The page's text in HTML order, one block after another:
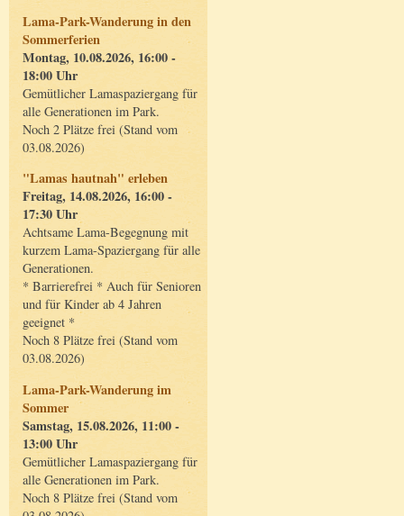
Lama-Park-Wanderung in den
Sommerferien
Montag, 10.08.2026, 16:00 -
18:00 Uhr
Gemütlicher Lamaspaziergang für
alle Generationen im Park.
Noch 2 Plätze frei (Stand vom
03.08.2026)
"Lamas hautnah" erleben
Freitag, 14.08.2026, 16:00 -
17:30 Uhr
Achtsame Lama-Begegnung mit
kurzem Lama-Spaziergang für alle
Generationen.
* Barrierefrei * Auch für Senioren
und für Kinder ab 4 Jahren
geeignet *
Noch 8 Plätze frei (Stand vom
03.08.2026)
Lama-Park-Wanderung im
Sommer
Samstag, 15.08.2026, 11:00 -
13:00 Uhr
Gemütlicher Lamaspaziergang für
alle Generationen im Park.
Noch 8 Plätze frei (Stand vom